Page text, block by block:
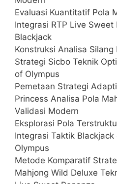
Evaluasi Kuantitatif Pola
Integrasi RTP Live
Blackjack
Konstruksi Analisa
Strategi Sicbo Teknik
of Olympus
Pemetaan Strategi
Princess Analisa Pola
Validasi Modern
Eksplorasi Pola
Integrasi Taktik
Olympus
Metode Komparatif
Mahjong Wild Deluxe